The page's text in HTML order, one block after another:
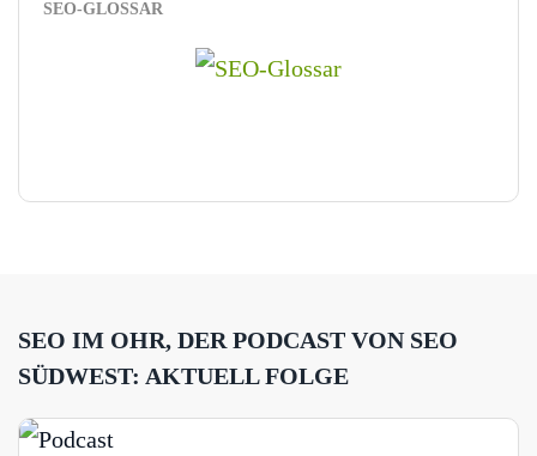
SEO-GLOSSAR
SEO IM OHR, DER PODCAST VON SEO
SÜDWEST: AKTUELL FOLGE